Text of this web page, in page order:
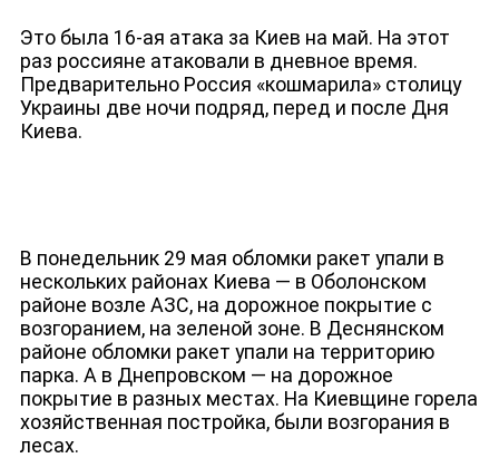
Это была 16-ая атака за Киев на май. На этот
раз россияне атаковали в дневное время.
Предварительно Россия «кошмарила» столицу
Украины две ночи подряд, перед и после Дня
Киева.
В понедельник 29 мая обломки ракет упали в
нескольких районах Киева — в Оболонском
районе возле АЗС, на дорожное покрытие с
возгоранием, на зеленой зоне. В Деснянском
районе обломки ракет упали на территорию
парка. А в Днепровском — на дорожное
покрытие в разных местах. На Киевщине горела
хозяйственная постройка, были возгорания в
лесах.